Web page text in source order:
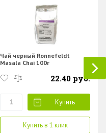
Чай черный Ronnefeldt
Masala Chai 100г
22.40 руб.
Купить
Купить в 1 клик